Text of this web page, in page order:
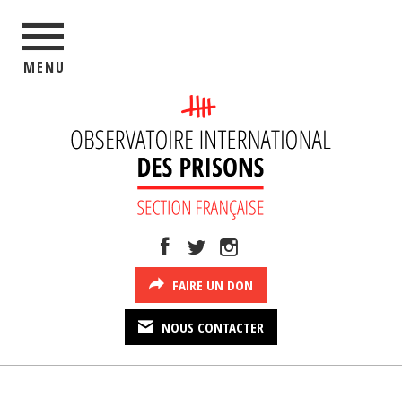
MENU
FAIRE UN DON
NOUS CONTACTER